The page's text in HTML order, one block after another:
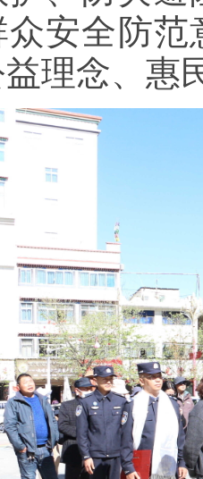
安全防
理念、惠